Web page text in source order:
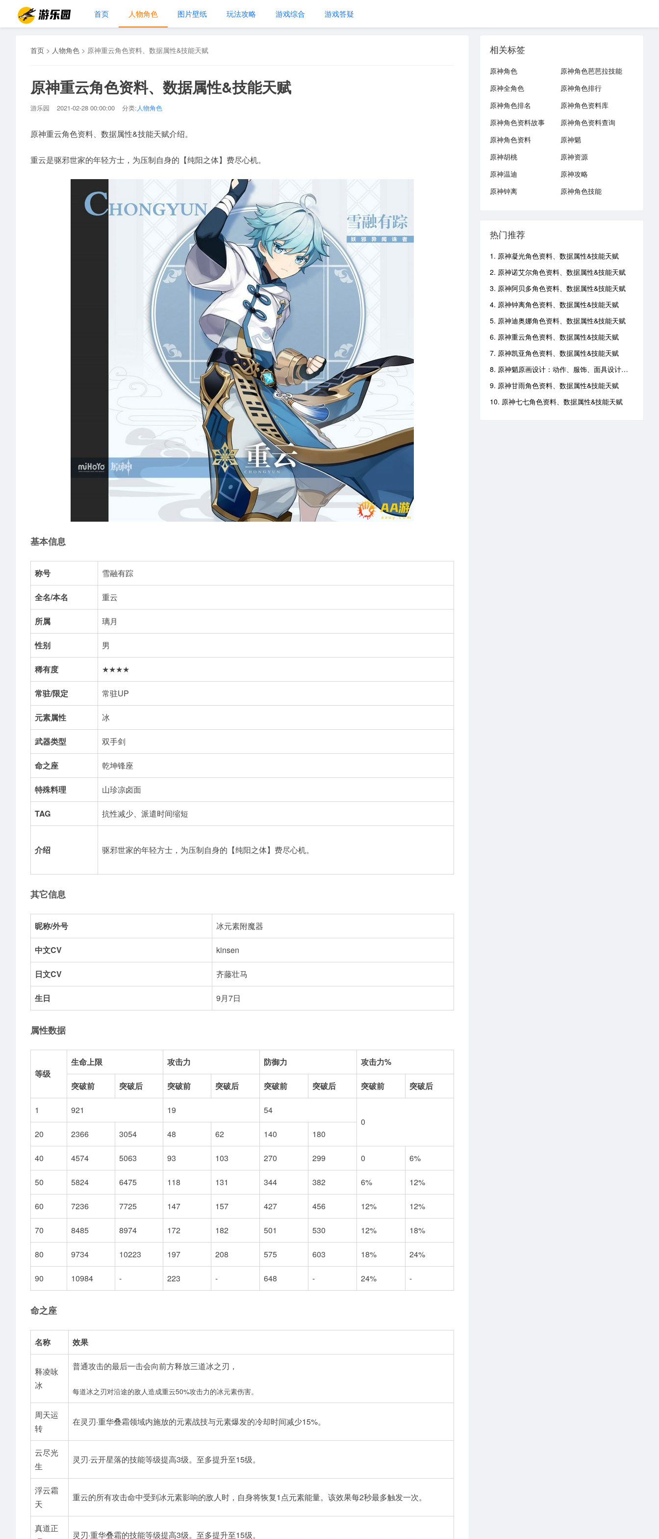
首页 人物角色 图片壁纸 玩法攻略 游戏综合 游戏答疑
首页 > 人物角色 > 原神重云角色资料、数据属性&技能天赋
原神重云角色资料、数据属性&技能天赋
游乐园 2021-02-28 00:00:00 分类:人物角色
原神重云角色资料、数据属性&技能天赋介绍。
重云是驱邪世家的年轻方士，为压制自身的【纯阳之体】费尽心机。
基本信息
称号 雪融有踪
全名/本名 重云
所属 璃月
性别 男
稀有度 ★★★★
常驻/限定 常驻UP
元素属性 冰
武器类型 双手剑
命之座 乾坤锋座
特殊料理 山珍凉卤面
TAG 抗性减少、派遣时间缩短
介绍 驱邪世家的年轻方士，为压制自身的【纯阳之体】费尽心机。
其它信息
昵称/外号 冰元素附魔器
中文CV kinsen
日文CV 齐藤壮马
生日 9月7日
属性数据
等级
生命上限 攻击力 防御力 攻击力%
突破前 突破后 突破前 突破后 突破前 突破后 突破前 突破后
1 921 19
54
0
20
2366 3054 48 62 140 180
40 4574 5063 93 103 270 299 0 6%
50 5824 6475 118 131 344 382 6% 12%
60 7236 7725 147 157 427 456 12% 12%
70 8485 8974 172 182 501 530 12% 18%
80 9734 10223 197 208 575 603 18% 24%
90 10984 - 223 - 648 - 24% -
命之座
名称 效果
释凌咏
冰
普通攻击的最后一击会向前方释放三道冰之刃，
每道冰之刃对沿途的敌人造成重云50%攻击力的冰元素伤害。
周天运
转
在灵刃·重华叠霜领域内施放的元素战技与元素爆发的冷却时间减少15%。
云尽光
生
灵刃·云开星落的技能等级提高3级。至多提升至15级。
浮云霜
天
重云的所有攻击命中受到冰元素影响的敌人时，自身将恢复1点元素能量。该效果每2秒最多触发一次。
真道正
灵刃·重华叠霜的技能等级提高3级。至多提升至15级。
相关标签
原神角色
原神角色芭芭拉技能
原神全角色
原神角色排行
原神角色排名
原神角色资料库
原神角色资料故事
原神角色资料查询
原神角色资料
原神魈
原神胡桃
原神资源
原神温迪
原神攻略
原神钟离
原神角色技能
热门推荐
1. 原神凝光角色资料、数据属性&技能天赋
2. 原神诺艾尔角色资料、数据属性&技能天赋
3. 原神阿贝多角色资料、数据属性&技能天赋
4. 原神钟离角色资料、数据属性&技能天赋
5. 原神迪奥娜角色资料、数据属性&技能天赋
6. 原神重云角色资料、数据属性&技能天赋
7. 原神凯亚角色资料、数据属性&技能天赋
8. 原神魈原画设计：动作、服饰、面具设计灵感
9. 原神甘雨角色资料、数据属性&技能天赋
10. 原神七七角色资料、数据属性&技能天赋